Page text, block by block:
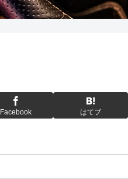
Facebook はてブ